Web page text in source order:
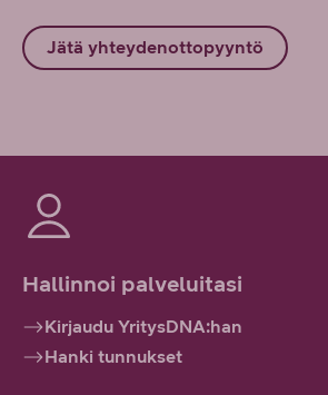
Jätä yhteydenottopyyntö
Hallinnoi palveluitasi
Kirjaudu YritysDNA:han
Hanki tunnukset